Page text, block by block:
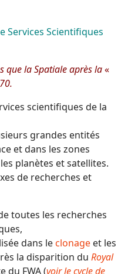
Services Scientifiques
que la Spatiale après la«
.
scientifiques de la
grandes entités
et dans les zones
planètes et satellites.
de recherches et
toutes les recherches
dans leclonage et les
la disparition du Royal
du FWA (voir le cycle de